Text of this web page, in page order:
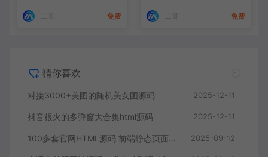
免费 免费
猜你喜欢
对接3000+美图的随机美女图源码 2025-12-11
抖音很火的多弹窗大合集html源码 2025-12-11
100多套官网HTML源码 前端静态页面源码 2025-09-12